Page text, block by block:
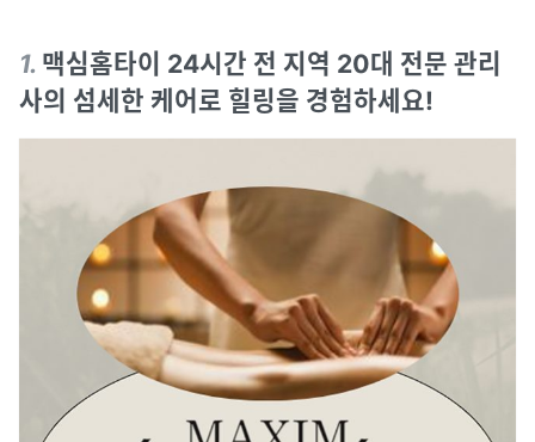
1. 맥심홈타이 24시간 전 지역 20대 전문 관리
사의 섬세한 케어로 힐링을 경험하세요!